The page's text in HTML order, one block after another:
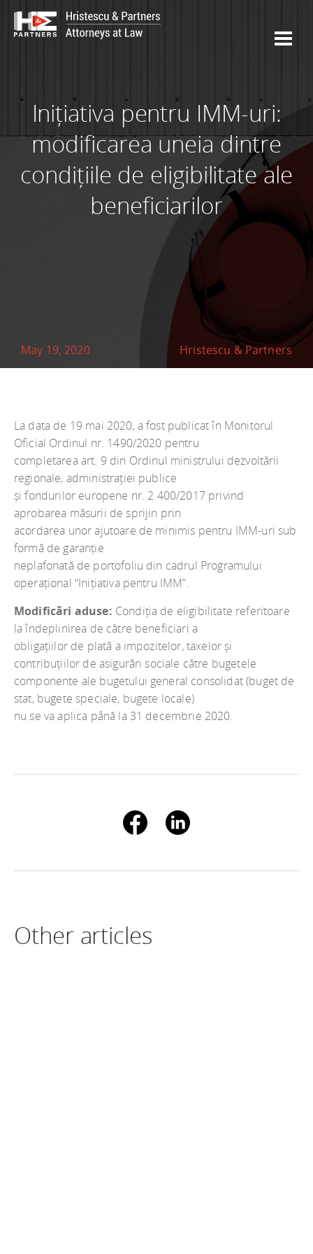
Inițiativa pentru IMM-uri:
modificarea uneia dintre
condițiile de eligibilitate ale
beneficiarilor
May 19, 2020 Hristescu & Partners
La data de 19 mai 2020, a fost publicat în Monitorul
Oficial Ordinul nr. 1490/2020 pentru
completarea art. 9 din Ordinul ministrului dezvoltării
regionale, administrației publice
și fondurilor europene nr. 2.400/2017 privind
aprobarea măsurii de sprijin prin
acordarea unor ajutoare de minimis pentru IMM-uri sub
formă de garanție
neplafonată de portofoliu din cadrul Programului
operațional “Inițiativa pentru IMM”.
Modificări aduse: Condiția de eligibilitate referitoare
la îndeplinirea de către beneficiari a
obligațiilor de plată a impozitelor, taxelor și
contribuțiilor de asigurări sociale către bugetele
componente ale bugetului general consolidat (buget de
stat, bugete speciale, bugete locale)
nu se va aplica până la 31 decembrie 2020.
Other articles